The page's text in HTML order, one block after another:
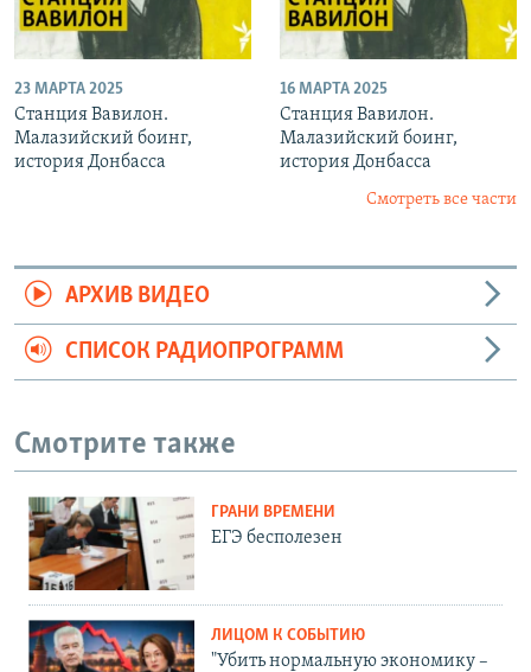
23 МАРТА 2025
Станция Вавилон.
Малазийский боинг,
история Донбасса
16 МАРТА 2025
Станция Вавилон.
Малазийский боинг,
история Донбасса
Смотреть все части
АРХИВ ВИДЕО
СПИСОК РАДИОПРОГРАММ
Смотрите также
ГРАНИ ВРЕМЕНИ
ЕГЭ бесполезен
ЛИЦОМ К СОБЫТИЮ
"Убить нормальную экономику –